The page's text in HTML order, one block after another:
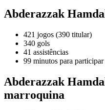
Abderazzak
421 jogos (390 titular)
340 gols
41 assistências
99 minutos para
Abderazzak
marroquina